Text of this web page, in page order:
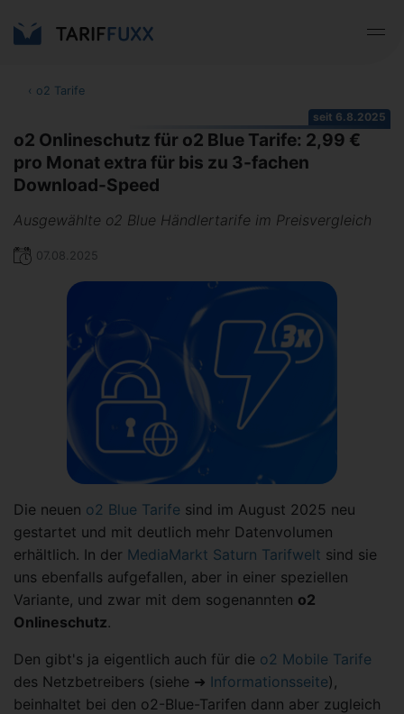
‹ o2 Tarife
seit 6.8.2025
o2 Onlineschutz für o2 Blue Tarife: 2,99 €
pro Monat extra für bis zu 3-fachen
Download-Speed
Ausgewählte o2 Blue Händlertarife im Preisvergleich
07.08.2025
Die neuen o2 Blue Tarife sind im August 2025 neu
gestartet und mit deutlich mehr Datenvolumen
erhältlich. In der MediaMarkt Saturn Tarifwelt sind sie
uns ebenfalls aufgefallen, aber in einer speziellen
Variante, und zwar mit dem sogenannten o2
Onlineschutz.
Den gibt's ja eigentlich auch für die o2 Mobile Tarife
des Netzbetreibers (siehe ➜ Informationsseite),
beinhaltet bei den o2-Blue-Tarifen dann aber zugleich